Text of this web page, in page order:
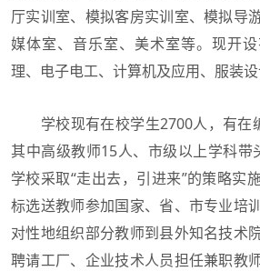
厅实训室、模拟客房实训室、模拟导
媒体室、音乐室、美术室等。现开
理、电子电工、计算机及应用、服装设
学校现有在校学生2700人，有在
其中高级教师15人、市级以上学科带
学校采取“走出去，引进来”的策略实
标选送教师参加国家、省、市专业培
对性地组织部分教师到县外知名技术
聘请工厂、企业技术人员担任兼职教